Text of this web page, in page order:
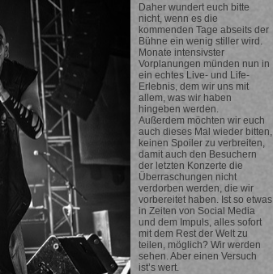
Daher wundert euch bitte
nicht, wenn es die
kommenden Tage abseits der
Bühne ein wenig stiller wird.
Monate intensivster
Vorplanungen münden nun in
ein echtes Live- und Life-
Erlebnis, dem wir uns mit
allem, was wir haben
hingeben werden.
Außerdem möchten wir euch
auch dieses Mal wieder bitten,
keinen Spoiler zu verbreiten,
damit auch den Besuchern
der letzten Konzerte die
Überraschungen nicht
verdorben werden, die wir
vorbereitet haben. Ist so etwas
in Zeiten von Social Media
und dem Impuls, alles sofort
mit dem Rest der Welt zu
teilen, möglich? Wir werden
sehen. Aber einen Versuch
ist’s wert.